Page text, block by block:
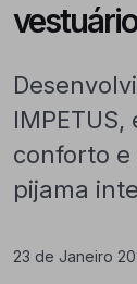
conforto e
pijama
23 de Janeiro